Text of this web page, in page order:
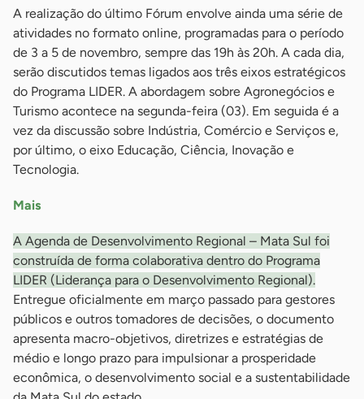
A realização do último Fórum envolve ainda uma série de
atividades no formato online, programadas para o período
de 3 a 5 de novembro, sempre das 19h às 20h. A cada dia,
serão discutidos temas ligados aos três eixos estratégicos
do Programa LIDER. A abordagem sobre Agronegócios e
Turismo acontece na segunda-feira (03). Em seguida é a
vez da discussão sobre Indústria, Comércio e Serviços e,
por último, o eixo Educação, Ciência, Inovação e
Tecnologia.
Mais
A Agenda de Desenvolvimento Regional – Mata Sul foi
construída de forma colaborativa dentro do Programa
LIDER (Liderança para o Desenvolvimento Regional).
Entregue oficialmente em março passado para gestores
públicos e outros tomadores de decisões, o documento
apresenta macro-objetivos, diretrizes e estratégias de
médio e longo prazo para impulsionar a prosperidade
econômica, o desenvolvimento social e a sustentabilidade